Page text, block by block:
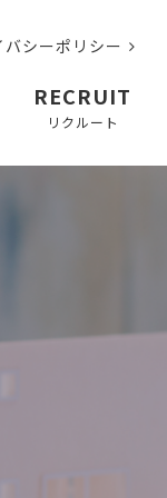
バシーポリシー
RECRUIT
リクルート